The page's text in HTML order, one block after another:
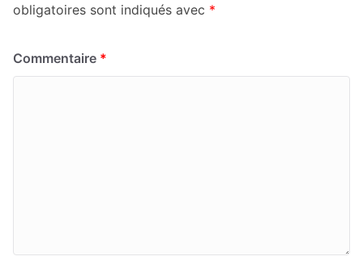
obligatoires sont indiqués avec *
Commentaire *